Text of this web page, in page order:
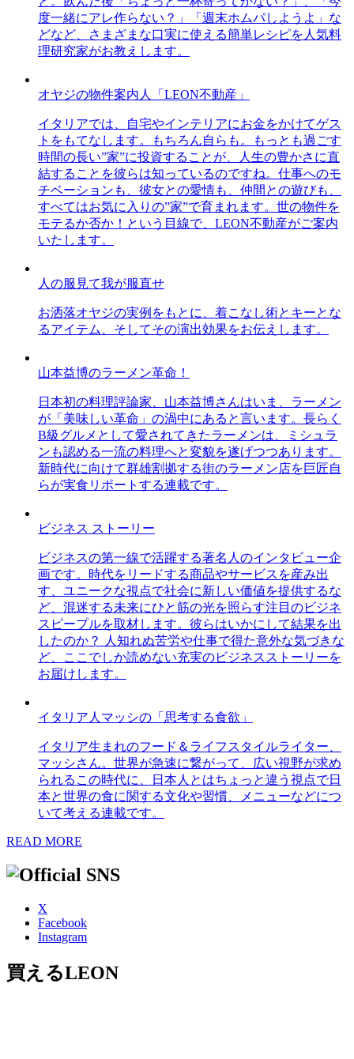
度一緒にアレ作らない？」「週末ホムパしようよ」な
どなど、さまざまな口実に使える簡単レシピを人気料
理研究家がお教えします。
オヤジの物件案内人「LEON不動産」
イタリアでは、自宅やインテリアにお金をかけてゲス
トをもてなします。もちろん自らも。もっとも過ごす
時間の長い”家”に投資することが、人生の豊かさに直
結することを彼らは知っているのですね。仕事へのモ
チベーションも、彼女との愛情も、仲間との遊びも、
すべてはお気に入りの”家”で育まれます。世の物件を
モテるか否か！という目線で、LEON不動産がご案内
いたします。
人の服見て我が服直せ
お洒落オヤジの実例をもとに、着こなし術とキーとな
るアイテム、そしてその演出効果をお伝えします。
山本益博のラーメン革命！
日本初の料理評論家、山本益博さんはいま、ラーメン
が「美味しい革命」の渦中にあると言います。長らく
B級グルメとして愛されてきたラーメンは、ミシュラ
ンも認める一流の料理へと変貌を遂げつつあります。
新時代に向けて群雄割拠する街のラーメン店を巨匠自
らが実食リポートする連載です。
ビジネス ストーリー
ビジネスの第一線で活躍する著名人のインタビュー企
画です。時代をリードする商品やサービスを産み出
す、ユニークな視点で社会に新しい価値を提供するな
ど、混迷する未来にひと筋の光を照らす注目のビジネ
スピープルを取材します。彼らはいかにして結果を出
したのか？ 人知れぬ苦労や仕事で得た意外な気づきな
ど、ここでしか読めない充実のビジネスストーリーを
お届けします。
イタリア人マッシの「思考する食欲」
イタリア生まれのフード＆ライフスタイルライター、
マッシさん。世界が急速に繋がって、広い視野が求め
られるこの時代に、日本人とはちょっと違う視点で日
本と世界の食に関する文化や習慣、メニューなどにつ
いて考える連載です。
READ MORE
X
Facebook
Instagram
買えるLEON